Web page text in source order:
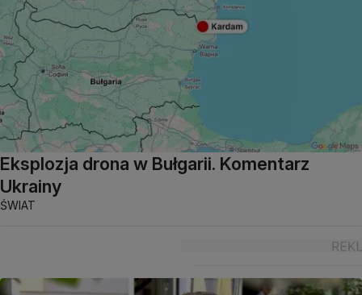
Eksplozja drona w Bułgarii. Komentarz
Ukrainy
ŚWIAT